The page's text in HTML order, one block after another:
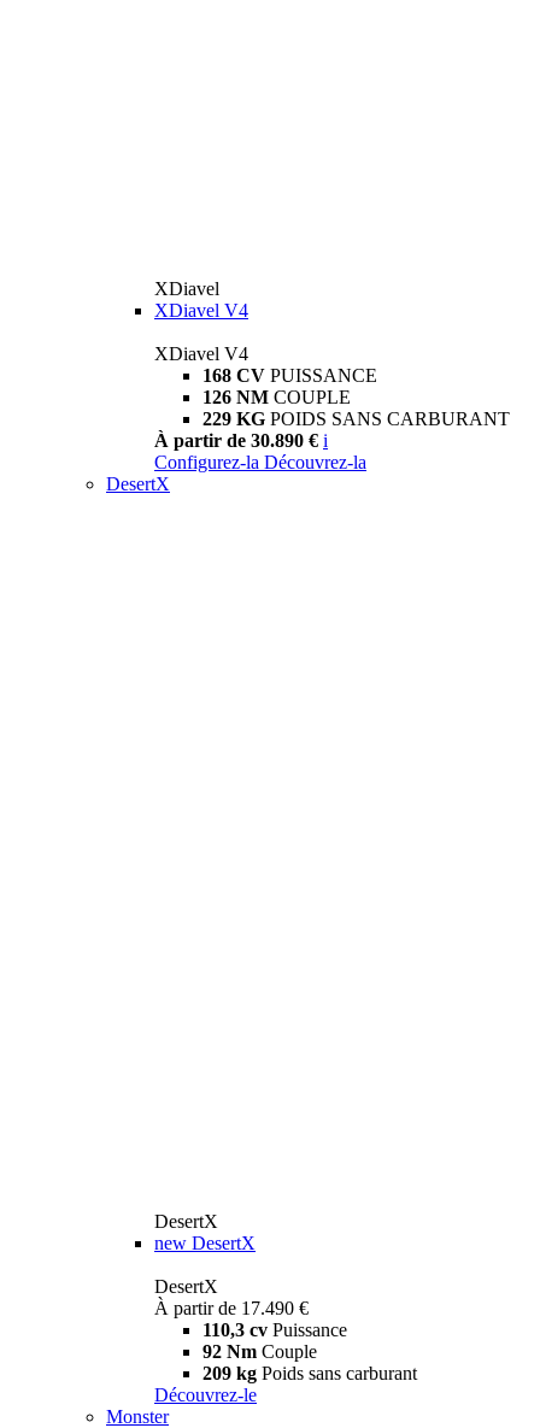
XDiavel
XDiavel V4
XDiavel V4
168 CV PUISSANCE
126 NM COUPLE
229 KG POIDS SANS CARBURANT
À partir de 30.890 € i
Configurez-la Découvrez-la
DesertX
DesertX
new DesertX
DesertX
À partir de 17.490 €
110,3 cv Puissance
92 Nm Couple
209 kg Poids sans carburant
Découvrez-le
Monster